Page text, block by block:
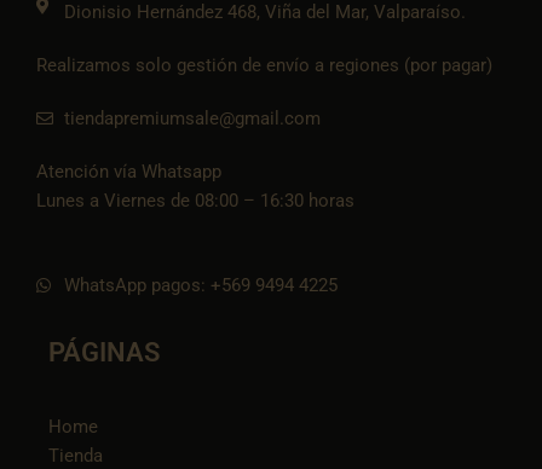
Dionisio Hernández 468, Viña del Mar, Valparaíso.
Realizamos solo gestión de envío a regiones (por pagar)
tiendapremiumsale@gmail.com
Atención vía Whatsapp
Lunes a Viernes de 08:00 – 16:30 horas
WhatsApp pagos: +569 9494 4225
PÁGINAS
Home
Tienda